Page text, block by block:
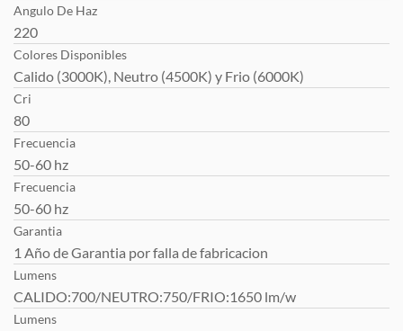
Angulo De Haz
220
Colores Disponibles
Calido (3000K), Neutro (4500K) y Frio (6000K)
Cri
80
Frecuencia
50-60 hz
Frecuencia
50-60 hz
Garantia
1 Año de Garantia por falla de fabricacion
Lumens
CALIDO:700/NEUTRO:750/FRIO:1650 lm/w
Lumens